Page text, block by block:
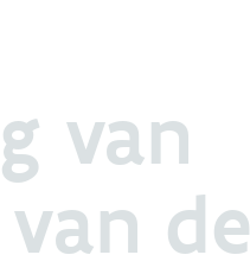
van
de